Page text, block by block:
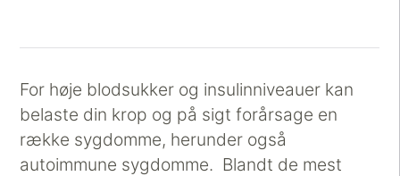
For høje blodsukker og insulinniveauer kan
belaste din krop og på sigt forårsage en
række sygdomme, herunder også
autoimmune sygdomme. Blandt de mest